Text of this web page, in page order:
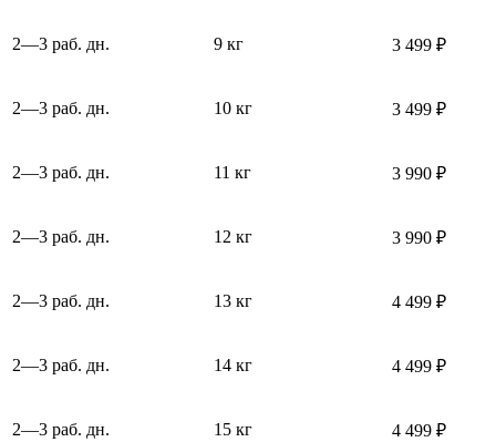
2—3 раб. дн. 9 кг 3 499 ₽
2—3 раб. дн. 10 кг 3 499 ₽
2—3 раб. дн. 11 кг 3 990 ₽
2—3 раб. дн. 12 кг 3 990 ₽
2—3 раб. дн. 13 кг 4 499 ₽
2—3 раб. дн. 14 кг 4 499 ₽
2—3 раб. дн. 15 кг 4 499 ₽